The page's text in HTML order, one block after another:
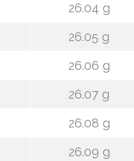
26.04 g
26.05 g
26.06 g
26.07 g
26.08 g
26.09 g